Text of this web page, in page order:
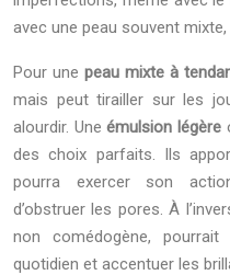
avec une peau souvent mixte,
Pour unepeau mixte à
mais peut tirailler sur les
alourdir. Uneémulsion légère
des choix parfaits. Ils
pourra exercer son
d’obstruer les pores. À
non comédogène,
quotidien et accentuer les